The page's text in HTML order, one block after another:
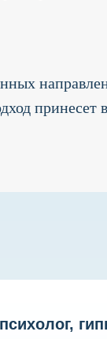
принесет